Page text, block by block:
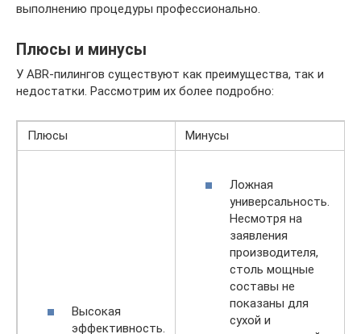
выполнению процедуры профессионально.
Плюсы и минусы
У ABR-пилингов существуют как преимущества, так и
недостатки. Рассмотрим их более подробно:
Плюсы Минусы
Высокая
эффективность.
Ложная
универсальность.
Несмотря на
заявления
производителя,
столь мощные
составы не
показаны для
сухой и